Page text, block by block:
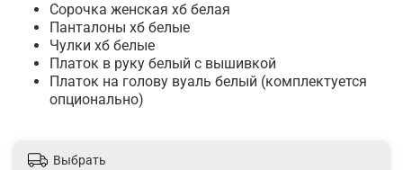
Сорочка женская хб белая
Панталоны хб белые
Чулки хб белые
Платок в руку белый с вышивкой
Платок на голову вуаль белый (комплектуется
опционально)
Выбрать